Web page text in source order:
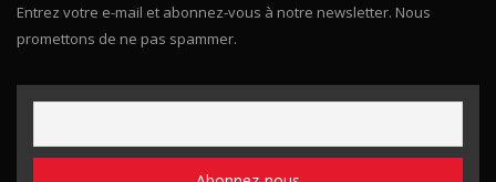
Entrez votre e-mail et abonnez-vous à notre newsletter. Nous
promettons de ne pas spammer.